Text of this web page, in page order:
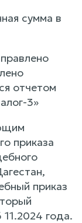
сумма в
отчетом
3»
приказа
приказ
года.